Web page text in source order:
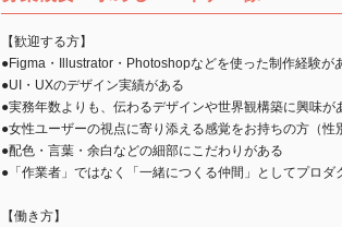
【歓迎する方】
●Figma・Illustrator・Photoshopなどを使った制作経験が
●UI・UXのデザイン実績がある
●実務年数よりも、伝わるデザインや世界観構築に興味が
●女性ユーザーの視点に寄り添える感覚をお持ちの方（性
●配色・言葉・余白などの細部にこだわりがある
●「作業者」ではなく「一緒につくる仲間」としてプロダ
【働き方】